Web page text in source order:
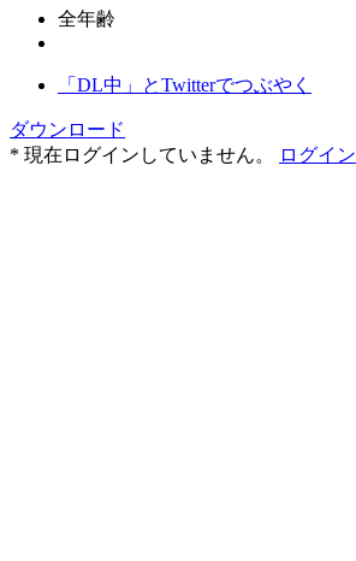
全年齢
「DL中」とTwitterでつぶやく
ダウンロード
* 現在ログインしていません。
ログイン